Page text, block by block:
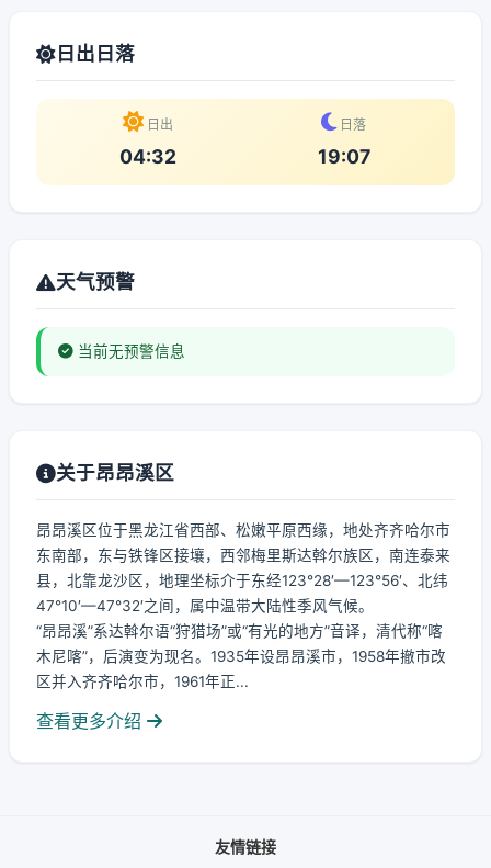
日出日落
日出
04:32
日落
19:07
天气预警
当前无预警信息
关于昂昂溪区
昂昂溪区位于黑龙江省西部、松嫩平原西缘，地处齐齐哈尔市
东南部，东与铁锋区接壤，西邻梅里斯达斡尔族区，南连泰来
县，北靠龙沙区，地理坐标介于东经123°28′—123°56′、北纬
47°10′—47°32′之间，属中温带大陆性季风气候。
“昂昂溪”系达斡尔语“狩猎场”或“有光的地方”音译，清代称“喀
木尼喀”，后演变为现名。1935年设昂昂溪市，1958年撤市改
区并入齐齐哈尔市，1961年正...
查看更多介绍
友情链接